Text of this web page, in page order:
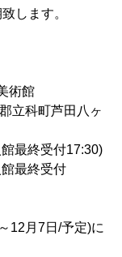
します。
術館
立科町芦田八ヶ
最終受付17:30)
終受付
7日/予定)に